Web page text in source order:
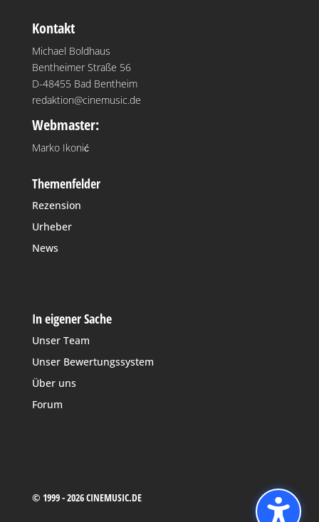
Kontakt
Michael Boldhaus
Bentheimer Straße 56
D-48455 Bad Bentheim
redaktion@cinemusic.de
Webmaster:
Marko Ikonić
Themenfelder
Rezension
Urheber
News
In eigener Sache
Unser Team
Unser Bewertungssystem
Über uns
Forum
© 1999 - 2026 CINEMUSIC.DE